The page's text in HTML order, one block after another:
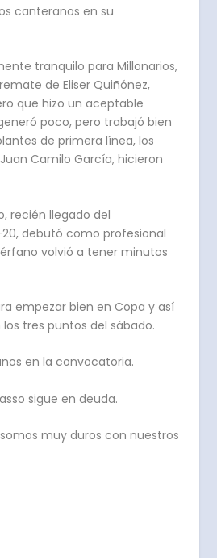
canteranos en su
tranquilo para Millonarios,
de Eliser Quiñónez,
que hizo un aceptable
poco, pero trabajó bien
de primera línea, los
Camilo García, hicieron
recién llegado del
debutó como profesional
volvió a tener minutos
empezar bien en Copa y así
los tres puntos del sábado.
en la convocatoria.
sigue en deuda.
muy duros con nuestros